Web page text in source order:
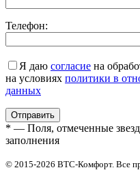
Телефон:
Я даю согласие на
на условиях политики в
данных
* — Поля, отмеченные
заполнения
© 2015-2026 ВТС-Комфорт. Все